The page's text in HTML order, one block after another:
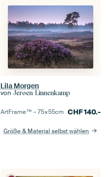
Lila Morgen
von Jeroen Linnenkamp
ArtFrame™ –75×55cm CHF140.-
Größe & Material selbst wählen